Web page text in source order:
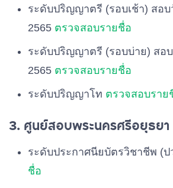
ระดับปริญญาตรี (รอบเช้า) สอ
2565 ตรวจสอบรายชื่อ
ระดับปริญญาตรี (รอบบ่าย) สอ
2565 ตรวจสอบรายชื่อ
ระดับปริญญาโท ตรวจสอบราย
3. ศูนย์สอบพระนครศรีอยุธยา
ระดับประกาศนียบัตรวิชาชีพ (ป
ชื่อ